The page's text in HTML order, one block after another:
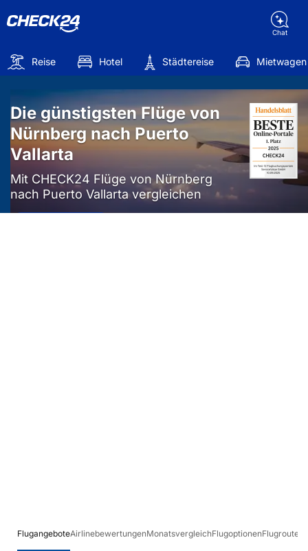
Chat
Reise Hotel Städtereise Mietwagen
Die günstigsten Flüge von
Nürnberg nach Puerto
Vallarta
Mit CHECK24 Flüge von Nürnberg
nach Puerto Vallarta vergleichen
FlugangeboteAirlinebewertungenMonatsvergleichFlugoptionenFlugrouten